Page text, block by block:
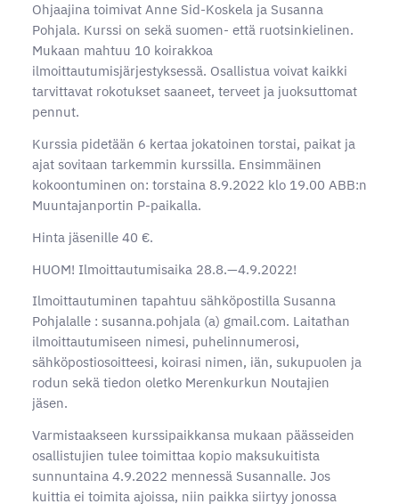
Ohjaajina toimivat Anne Sid-Koskela ja Susanna
Pohjala. Kurssi on sekä suomen- että ruotsinkielinen.
Mukaan mahtuu 10 koirakkoa
ilmoittautumisjärjestyksessä. Osallistua voivat kaikki
tarvittavat rokotukset saaneet, terveet ja juoksuttomat
pennut.
Kurssia pidetään 6 kertaa jokatoinen torstai, paikat ja
ajat sovitaan tarkemmin kurssilla. Ensimmäinen
kokoontuminen on: torstaina 8.9.2022 klo 19.00 ABB:n
Muuntajanportin P-paikalla.
Hinta jäsenille 40 €.
HUOM! Ilmoittautumisaika 28.8.—4.9.2022!
Ilmoittautuminen tapahtuu sähköpostilla Susanna
Pohjalalle : susanna.pohjala (a) gmail.com. Laitathan
ilmoittautumiseen nimesi, puhelinnumerosi,
sähköpostiosoitteesi, koirasi nimen, iän, sukupuolen ja
rodun sekä tiedon oletko Merenkurkun Noutajien
jäsen.
Varmistaakseen kurssipaikkansa mukaan päässeiden
osallistujien tulee toimittaa kopio maksukuitista
sunnuntaina 4.9.2022 mennessä Susannalle. Jos
kuittia ei toimita ajoissa, niin paikka siirtyy jonossa